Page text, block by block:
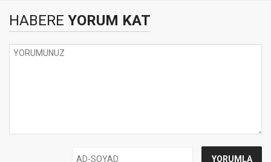
HABERE YORUM KAT